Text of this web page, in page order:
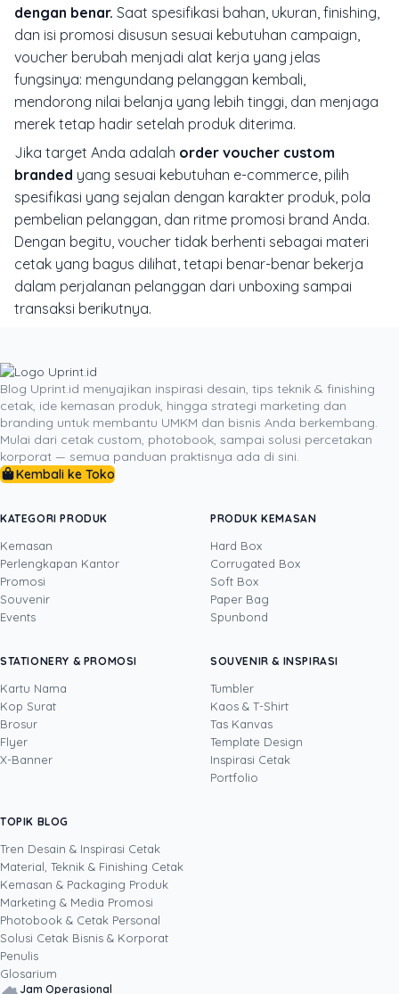
dengan benar. Saat spesifikasi bahan, ukuran, finishing,
dan isi promosi disusun sesuai kebutuhan campaign,
voucher berubah menjadi alat kerja yang jelas
fungsinya: mengundang pelanggan kembali,
mendorong nilai belanja yang lebih tinggi, dan menjaga
merek tetap hadir setelah produk diterima.
Jika target Anda adalah order voucher custom
branded yang sesuai kebutuhan e-commerce, pilih
spesifikasi yang sejalan dengan karakter produk, pola
pembelian pelanggan, dan ritme promosi brand Anda.
Dengan begitu, voucher tidak berhenti sebagai materi
cetak yang bagus dilihat, tetapi benar-benar bekerja
dalam perjalanan pelanggan dari unboxing sampai
transaksi berikutnya.
kebutuhan campaign e-commerce Anda.
Penulis:Devito
Jabatan:Content Writer & Print Marketing Researcher
Pengalaman:Menulis topik percetakan, materi promosi,
dan kebutuhan brand untuk bisnis retail serta e-
yang fungsional dan relevan di lapangan.
DITULIS OLEH
dengan pengalaman lebih dari 15 tahun di
bidang keuangan dan operasional bisnis. Ia
menjaga dua sisi perusahaan sekaligus:
kesehatan finansial (arus kas, margin, strategi
harga) dan kelancaran operasional produksi di
industri percetakan serta kemasan B2B, dari
kontrol kualitas hingga manajemen vendor.
brosur, kemasan, atau banner sebagai investasi
yang jelas hitungan untungnya.
Lihat semua penulis
Popular
Blog Uprint.id menyajikan inspirasi desain, tips teknik & finishing
cetak, ide kemasan produk, hingga strategi marketing dan
branding untuk membantu UMKM dan bisnis Anda berkembang.
Mulai dari cetak custom, photobook, sampai solusi percetakan
korporat — semua panduan praktisnya ada di sini.
Kembali ke Toko
KATEGORI PRODUK
Kemasan
Perlengkapan Kantor
Promosi
Souvenir
Events
PRODUK KEMASAN
Hard Box
Corrugated Box
Soft Box
Paper Bag
Spunbond
STATIONERY & PROMOSI
Kartu Nama
Kop Surat
Brosur
Flyer
X-Banner
SOUVENIR & INSPIRASI
Tumbler
Kaos & T-Shirt
Tas Kanvas
Template Design
Inspirasi Cetak
Portfolio
TOPIK BLOG
Tren Desain & Inspirasi Cetak
Material, Teknik & Finishing Cetak
Kemasan & Packaging Produk
Marketing & Media Promosi
Photobook & Cetak Personal
Solusi Cetak Bisnis & Korporat
Penulis
Glosarium
Jam Operasional